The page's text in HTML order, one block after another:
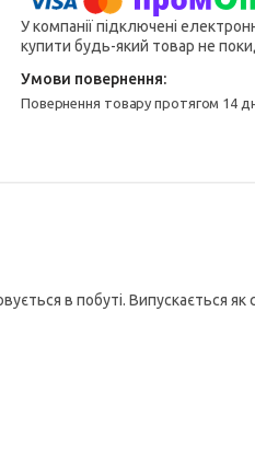
У компанії підключені
купити будь-який товар не
повернення товару протягом 14
в побуті. Випускається